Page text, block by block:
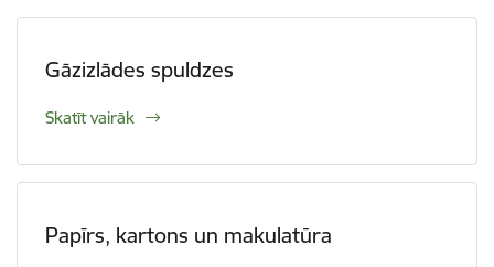
Gāzizlādes spuldzes
Skatīt vairāk
Papīrs, kartons un makulatūra